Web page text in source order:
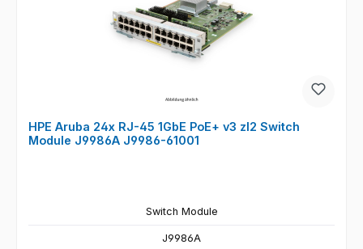
HPE Aruba 24x RJ-45 1GbE PoE+ v3 zl2 Switch
Module J9986A J9986-61001
Switch Module
J9986A